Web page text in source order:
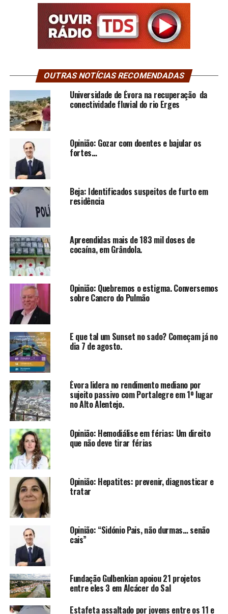
OUTRAS NOTÍCIAS RECOMENDADAS
Universidade de Évora na recuperação da
conectividade fluvial do rio Erges
Opinião: Gozar com doentes e bajular os
fortes…
Beja: Identificados suspeitos de furto em
residência
Apreendidas mais de 183 mil doses de
cocaína, em Grândola.
Opinião: Quebremos o estigma. Conversemos
sobre Cancro do Pulmão
E que tal um Sunset no sado? Começam já no
dia 7 de agosto.
Évora lidera no rendimento mediano por
sujeito passivo com Portalegre em 1º lugar
no Alto Alentejo.
Opinião: Hemodiálise em férias: Um direito
que não deve tirar férias
Opinião: Hepatites: prevenir, diagnosticar e
tratar
Opinião: “Sidónio Pais, não durmas… senão
cais”
Fundação Gulbenkian apoiou 21 projetos
entre eles 3 em Alcácer do Sal
Estafeta assaltado por jovens entre os 11 e